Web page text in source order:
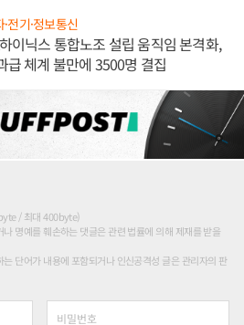
·전기·정보통신
이닉스 통합노조 설립 움직임 본격화,
급 체계 불만에 3500명 결집
/ 최대 400byte)
명예를 훼손하는 댓글은 관련 법률에 의해 제재를 받을
단어가 내용에 포함되거나 인신공격성 글은 관리자의 판